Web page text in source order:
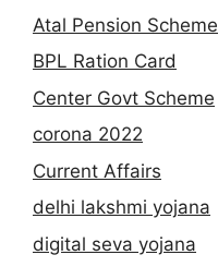
Atal Pension Scheme
BPL Ration Card
Center Govt Scheme
corona 2022
Current Affairs
delhi lakshmi yojana
digital seva yojana